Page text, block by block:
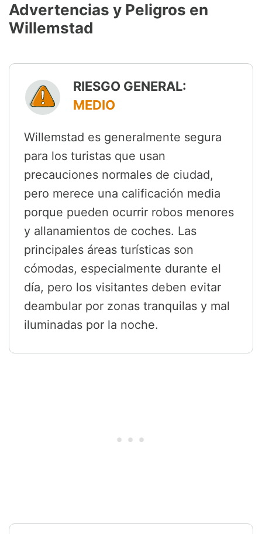
Advertencias y Peligros en
Willemstad
RIESGO GENERAL:
MEDIO
Willemstad es generalmente segura
para los turistas que usan
precauciones normales de ciudad,
pero merece una calificación media
porque pueden ocurrir robos menores
y allanamientos de coches. Las
principales áreas turísticas son
cómodas, especialmente durante el
día, pero los visitantes deben evitar
deambular por zonas tranquilas y mal
iluminadas por la noche.